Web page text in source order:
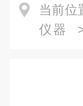
当前位
仪器